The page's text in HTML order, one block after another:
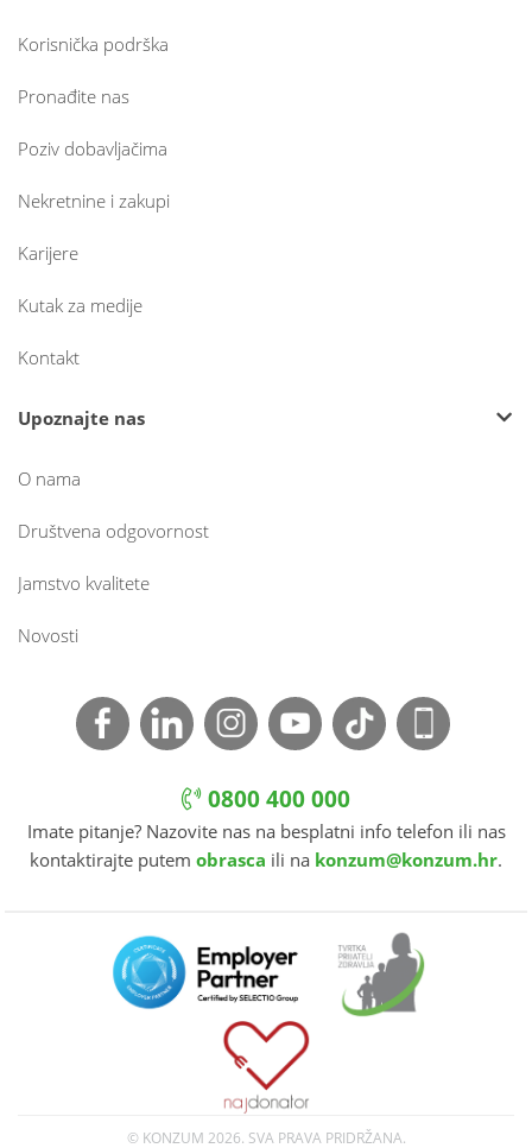
Korisnička podrška
Pronađite nas
Poziv dobavljačima
Nekretnine i zakupi
Karijere
Kutak za medije
Kontakt
Upoznajte nas
O nama
Društvena odgovornost
Jamstvo kvalitete
Novosti
0800 400 000
Imate pitanje? Nazovite nas na besplatni info telefon ili nas
kontaktirajte putem obrasca ili na konzum@konzum.hr.
© KONZUM 2026. SVA PRAVA PRIDRŽANA.